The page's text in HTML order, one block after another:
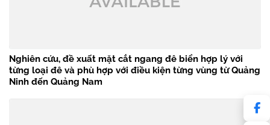
Nghiên cứu, đề xuất mặt cắt ngang đê biển hợp lý với
từng loại đê và phù hợp với điều kiện từng vùng từ Quảng
Ninh đến Quảng Nam